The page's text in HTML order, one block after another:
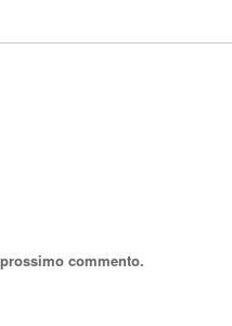
commento.